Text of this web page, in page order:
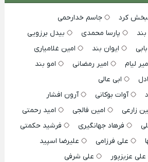
کرد
جاسم خدارحمی
پارسا محمدی
بیدل برزویی
بابی ایوان بند
امین غلامیاری
لیام امیر رمضانی
امو بند
ابی عالی
آوات بوکانی
آرون افشار
زارعی امین فالجی
امید رحمتی
فرهاد جهانگیری
فرشید حکمتی
علی فرزامی
علیرضا اسپید
علی عزیزپور
علی شرفی